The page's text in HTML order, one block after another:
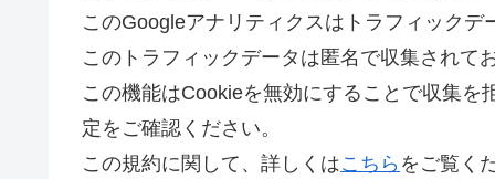
このGoogleアナリティクスはトラフィック
このトラフィックデータは匿名で収集されて
この機能はCookieを無効にすることで収集
定をご確認ください。
この規約に関して、詳しくはこちら をご覧く